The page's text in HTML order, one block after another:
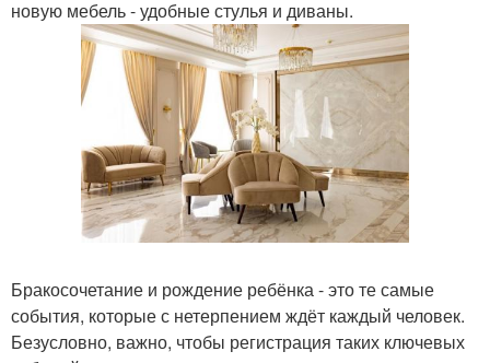
новую мебель - удобные стулья и диваны.
Бракосочетание и рождение ребёнка - это те самые
события, которые с нетерпением ждёт каждый человек.
Безусловно, важно, чтобы регистрация таких ключевых